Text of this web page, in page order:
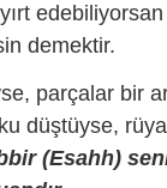
edebiliyorsan
demektir.
parçalar bir
düştüyse,
(Esahh)